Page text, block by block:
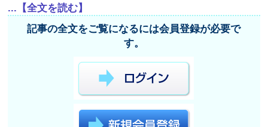
...【全文を読む】
記事の全文をご覧になるには会員登録が必要で
す。